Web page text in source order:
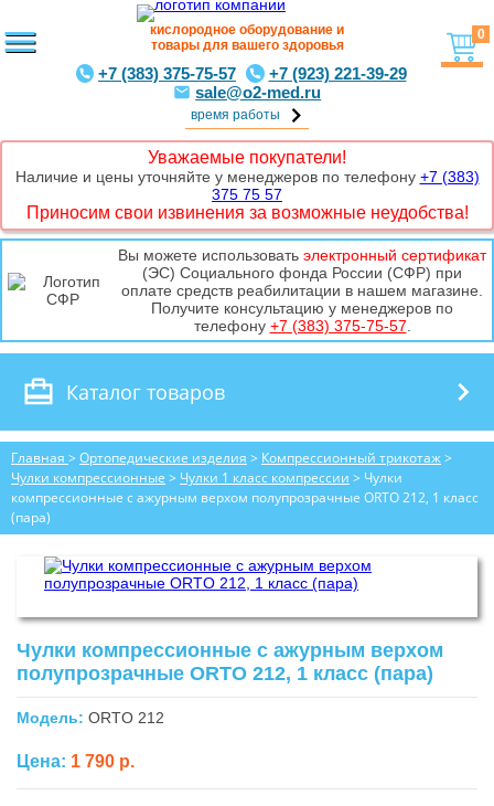
кислородное оборудование и
товары для вашего здоровья
+7 (383) 375-75-57
+7 (923) 221-39-29
sale@o2-med.ru
время работы
0
Уважаемые покупатели!
Наличие и цены уточняйте у менеджеров по телефону +7 (383)
375 75 57
Приносим свои извинения за возможные неудобства!
Вы можете использовать электронный сертификат
(ЭС) Социального фонда России (СФР) при
оплате средств реабилитации в нашем магазине.
Получите консультацию у менеджеров по
телефону +7 (383) 375-75-57.
Каталог товаров
Главная > Ортопедические изделия > Компрессионный трикотаж>
Чулки компрессионные > Чулки 1 класс компрессии > Чулки
компрессионные с ажурным верхом полупрозрачные ORTO 212, 1 класс
(пара)
Чулки компрессионные с ажурным верхом
полупрозрачные ORTO 212, 1 класс (пара)
Модель: ORTO 212
Цена: 1 790 р.